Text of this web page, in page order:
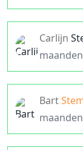
Carlijn
Bart